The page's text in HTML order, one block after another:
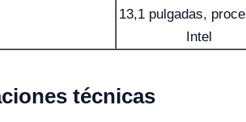
13,1 pulgadas,
Intel
técnicas